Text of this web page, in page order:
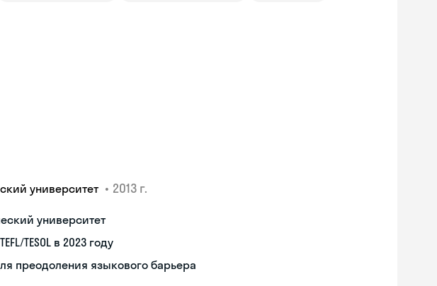
университет • 2013 г.
университет
TESOL в 2023 году
преодоления языкового барьера